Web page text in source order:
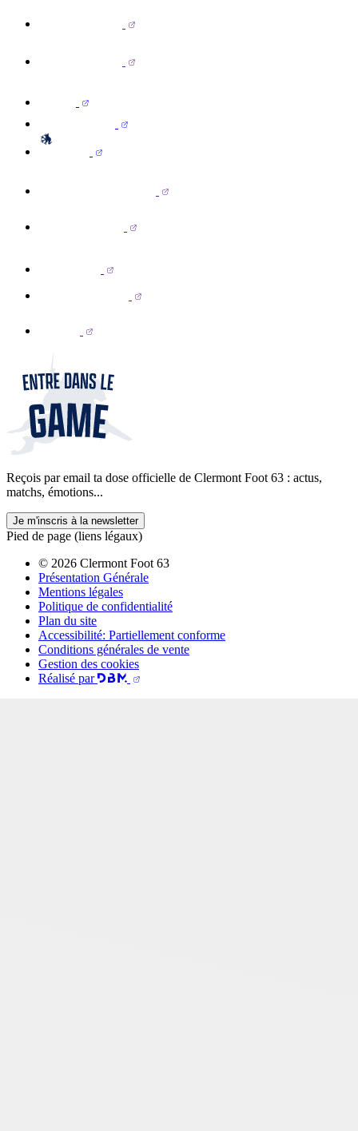
Reçois par email ta dose officielle de Clermont Foot 63 : actus,
matchs, émotions...
Je m'inscris à la newsletter
Pied de page (liens légaux)
© 2026 Clermont Foot 63
Présentation Générale
Mentions légales
Politique de confidentialité
Plan du site
Accessibilité: Partiellement conforme
Conditions générales de vente
Gestion des cookies
Réalisé par